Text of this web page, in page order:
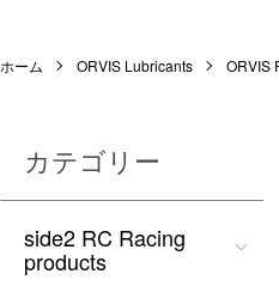
ホーム ORVIS Lubricants ORVIS
カテゴリー
side2 RC Racing
products